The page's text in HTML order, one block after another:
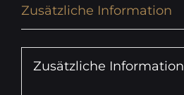
Zusätzliche Information
Zusätzliche Information